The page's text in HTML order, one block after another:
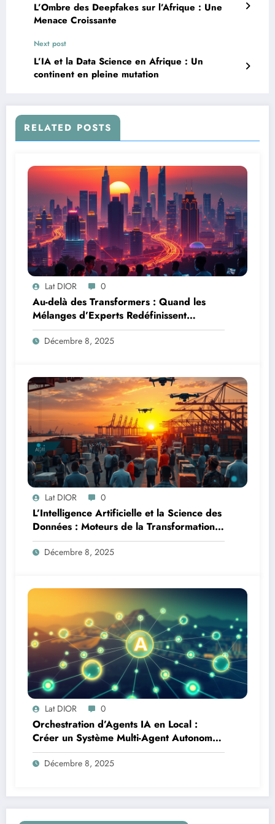
L’Ombre des Deepfakes sur l’Afrique : Une
Menace Croissante
Next post
L’IA et la Data Science en Afrique : Un
continent en pleine mutation
RELATED POSTS
Lat DIOR 0
Au-delà des Transformers : Quand les
Mélanges d’Experts Redéfinissent
l’Efficacité de l’IA
Décembre 8, 2025
Lat DIOR 0
L’Intelligence Artificielle et la Science des
Données : Moteurs de la Transformation
Logistique et Infrastructures en Afrique
Décembre 8, 2025
Lat DIOR 0
Orchestration d’Agents IA en Local :
Créer un Système Multi-Agent Autonome
avec TinyLlama
Décembre 8, 2025